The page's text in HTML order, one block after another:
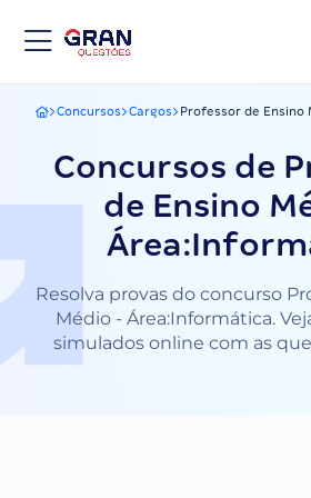
Gran Questões
Concursos Cargos Professor de Ensino
Concursos de
de Ensino
Resolva provas do concurso
Médio - Área:Informática.
simulados online com as